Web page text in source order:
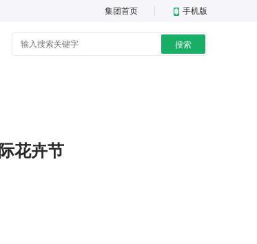
集团首页 手机版
搜索
花卉节